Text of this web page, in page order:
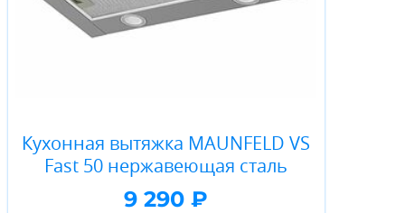
Кухонная вытяжка MAUNFELD VS
Fast 50 нержавеющая сталь
9 290 ₽